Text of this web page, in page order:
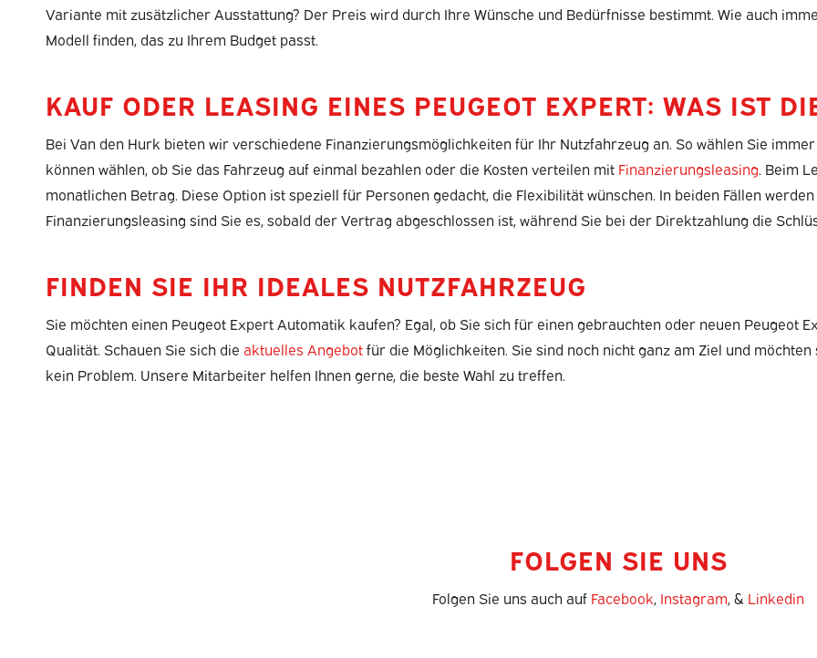
Variante mit zusätzlicher Ausstattung? Der Preis wird durch Ihre Wünsche und Bedürfnisse bestimmt. Wie auch
Modell finden, das zu Ihrem Budget passt.
KAUF ODER LEASING EINES PEUGEOT EXPERT: WAS IST
Bei Van den Hurk bieten wir verschiedene Finanzierungsmöglichkeiten für Ihr Nutzfahrzeug an. So wählen Sie
können wählen, ob Sie das Fahrzeug auf einmal bezahlen oder die Kosten verteilen mit Finanzierungsleasing. Beim
monatlichen Betrag. Diese Option ist speziell für Personen gedacht, die Flexibilität wünschen. In beiden Fällen
Finanzierungsleasing sind Sie es, sobald der Vertrag abgeschlossen ist, während Sie bei der Direktzahlung die
FINDEN SIE IHR IDEALES NUTZFAHRZEUG
Sie möchten einen Peugeot Expert Automatik kaufen? Egal, ob Sie sich für einen gebrauchten oder neuen Peugeot
Qualität. Schauen Sie sich die aktuelles Angebotfür die Möglichkeiten. Sie sind noch nicht ganz am Ziel und
kein Problem. Unsere Mitarbeiter helfen Ihnen gerne, die beste Wahl zu treffen.
FOLGEN SIE UNS
Folgen Sie uns auch auf Facebook, Instagram, & Linkedin